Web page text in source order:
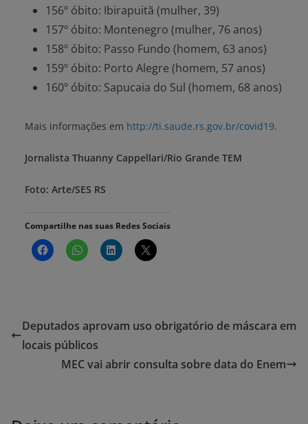
156º óbito: Ibirapuitã (mulher, 39)
157º óbito: Montenegro (mulher, 76 anos)
158º óbito: Passo Fundo (homem, 63 anos)
159º óbito: Porto Alegre (homem, 57 anos)
160º óbito: Sapucaia do Sul (homem, 68 anos)
Mais informações em http://ti.saude.rs.gov.br/covid19.
Jornalista Thuanny Cappellari/Rio Grande TEM
Foto: Arte/SES RS
Compartilhe nas suas Redes Sociais
Deputados aprovam uso obrigatório de máscara em
locais públicos
MEC vai abrir consulta sobre data do Enem